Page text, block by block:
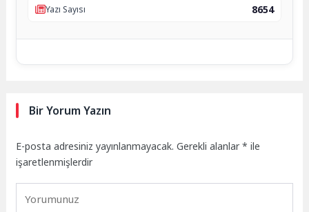
Yazı Sayısı
8654
Bir Yorum Yazın
E-posta adresiniz yayınlanmayacak. Gerekli alanlar* ile
işaretlenmişlerdir